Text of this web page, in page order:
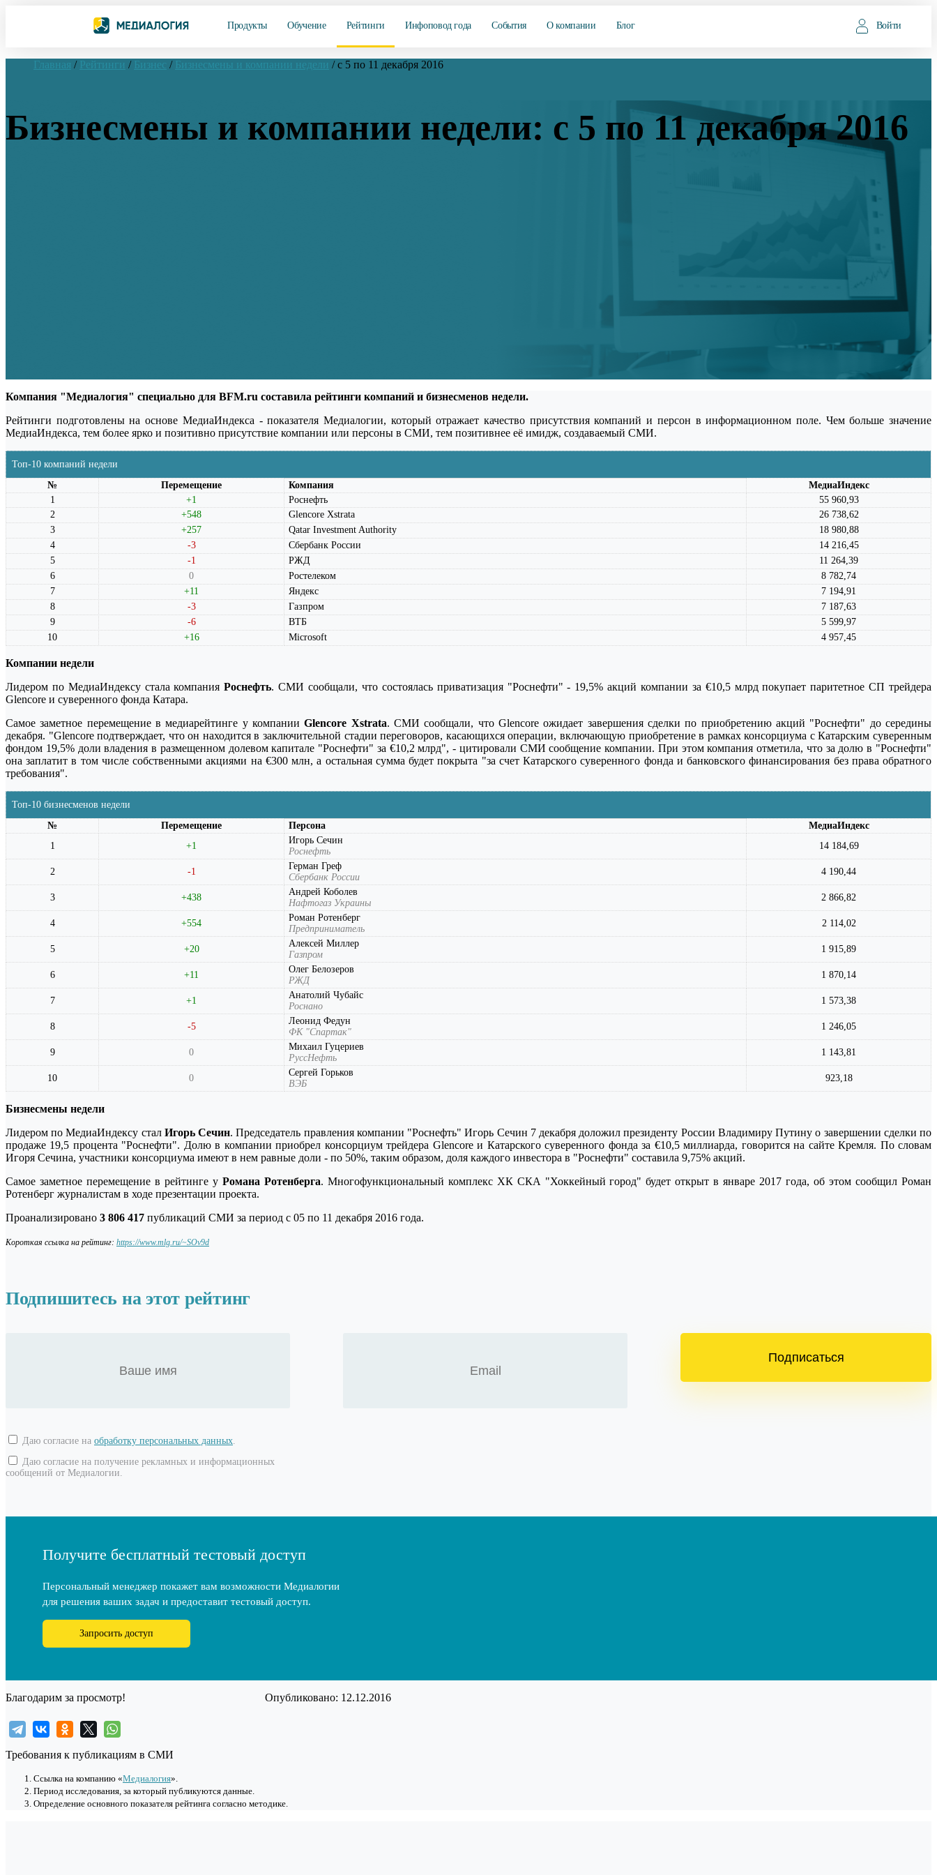
Продукты Обучение Рейтинги Инфоповод года События О компании Блог Войти
Главная / Рейтинги / Бизнес / Бизнесмены и компании недели / с 5 по 11 декабря 2016
Бизнесмены и компании недели: с 5 по 11 декабря 2016
Компания "Медиалогия" специально для BFM.ru составила рейтинги компаний и бизнесменов недели.
Рейтинги подготовлены на основе МедиаИндекса - показателя Медиалогии, который отражает качество присутствия компаний и персон в информационном поле. Чем больше значение
МедиаИндекса, тем более ярко и позитивно присутствие компании или персоны в СМИ, тем позитивнее её имидж, создаваемый СМИ.
Топ-10 компаний недели
№
Перемещение Компания
МедиаИндекс
1
+1 Роснефть
55 960,93
2
+548 Glencore Xstrata
26 738,62
3
+257 Qatar Investment Authority
18 980,88
4
-3 Сбербанк России
14 216,45
5
-1 РЖД
11 264,39
6
0 Ростелеком
8 782,74
7
+11 Яндекс
7 194,91
8
-3 Газпром
7 187,63
9
-6 ВТБ
5 599,97
10
+16 Microsoft 4 957,45
Компании недели
Лидером по МедиаИндексу стала компанияРоснефть. СМИ сообщали, что состоялась приватизация "Роснефти" - 19,5% акций компании за €10,5 млрд покупает паритетное СП трейдера
Glencore и суверенного фонда Катара.
Самое заметное перемещение в медиарейтинге у компанииGlencore Xstrata. СМИ сообщали, что Glencore ожидает завершения сделки по приобретению акций "Роснефти" до середины
декабря. "Glencore подтверждает, что он находится в заключительной стадии переговоров, касающихся операции, включающую приобретение в рамках консорциума с Катарским суверенным
фондом 19,5% доли владения в размещенном долевом капитале "Роснефти" за €10,2 млрд", - цитировали СМИ сообщение компании. При этом компания отметила, что за долю в "Роснефти"
она заплатит в том числе собственными акциями на €300 млн, а остальная сумма будет покрыта "за счет Катарского суверенного фонда и банковского финансирования без права обратного
требования".
Топ-10 бизнесменов недели
№
Перемещение Персона
МедиаИндекс
1
+1
Игорь Сечин
Роснефть
14 184,69
2 -1
Герман Греф
Сбербанк России
4 190,44
3 +438
Андрей Коболев
Нафтогаз Украины
2 866,82
4 +554
Роман Ротенберг
Предприниматель
2 114,02
5 +20
Алексей Миллер
Газпром
1 915,89
6 +11
Олег Белозеров
РЖД
1 870,14
7 +1
Анатолий Чубайс
Роснано
1 573,38
8 -5
Леонид Федун
ФК "Спартак"
1 246,05
9 0
Михаил Гуцериев
РуссНефть
1 143,81
10 0
Сергей Горьков
ВЭБ
923,18
Бизнесмены недели
Лидером по МедиаИндексу стал Игорь Сечин. Председатель правления компании "Роснефть" Игорь Сечин 7 декабря доложил президенту России Владимиру Путину о завершении сделки по
продаже 19,5 процента "Роснефти". Долю в компании приобрел консорциум трейдера Glencore и Катарского суверенного фонда за €10,5 миллиарда, говорится на сайте Кремля. По словам
Игоря Сечина, участники консорциума имеют в нем равные доли - по 50%, таким образом, доля каждого инвестора в "Роснефти" составила 9,75% акций.
Самое заметное перемещение в рейтинге у Романа Ротенберга. Многофункциональный комплекс ХК СКА "Хоккейный город" будет открыт в январе 2017 года, об этом сообщил Роман
Ротенберг журналистам в ходе презентации проекта.
Проанализировано 3 806 417 публикаций СМИ за период с 05 по 11 декабря 2016 года.
Короткая ссылка на рейтинг: https://www.mlg.ru/~SOv9d
Подпишитесь на этот рейтинг
Даю согласие на обработку персональных данных.
Даю согласие на получение рекламных и информационных
сообщений от Медиалогии.
Получите бесплатный тестовый доступ
Персональный менеджер покажет вам возможности Медиалогии
для решения ваших задач и предоставит тестовый доступ.
Запросить доступ
Благодарим за просмотр! Опубликовано: 12.12.2016
Требования к публикациям в СМИ
Cсылка на компанию «Медиалогия».
Период исследования, за который публикуются данные.
Определение основного показателя рейтинга согласно методике.